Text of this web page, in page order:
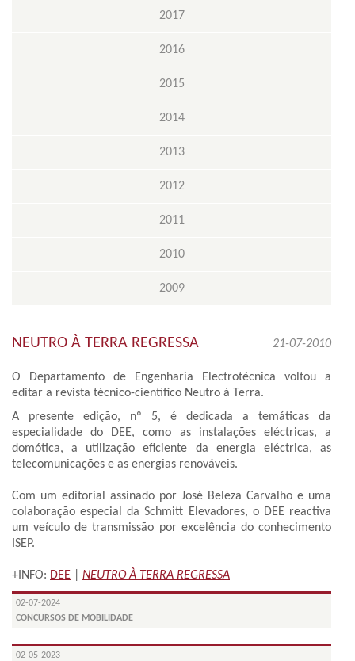
2017
2016
2015
2014
2013
2012
2011
2010
2009
NEUTRO À TERRA REGRESSA 21-07-2010
O Departamento de Engenharia Electrotécnica voltou a
editar a revista técnico-científico Neutro à Terra.
A presente edição, nº 5, é dedicada a temáticas da
especialidade do DEE, como as instalações eléctricas, a
domótica, a utilização eficiente da energia eléctrica, as
telecomunicações e as energias renováveis.
Com um editorial assinado por José Beleza Carvalho e uma
colaboração especial da Schmitt Elevadores, o DEE reactiva
um veículo de transmissão por excelência do conhecimento
ISEP.
+INFO: DEE NEUTRO À TERRA REGRESSA
02-07-2024
CONCURSOS DE MOBILIDADE
02-05-2023